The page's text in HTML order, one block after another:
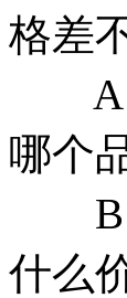
格差
A、
哪个
B、
什么